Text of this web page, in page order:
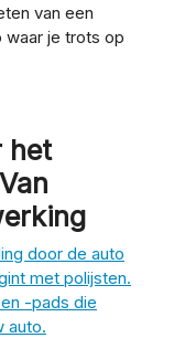
van een
waar je trots op
het
door de auto
met polijsten.
-pads die
auto.